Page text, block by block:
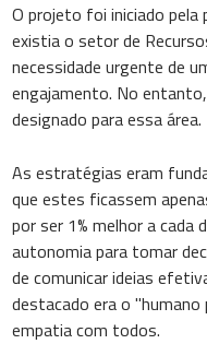
O projeto foi iniciado pela
existia o setor de
necessidade urgente de
engajamento. No
designado para essa área.
As estratégias eram
que estes ficassem
por ser 1% melhor a cada
autonomia para tomar
de comunicar ideias
destacado era o
empatia com todos.